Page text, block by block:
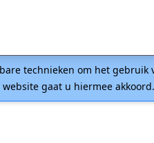
technieken om het
gaat u hiermee